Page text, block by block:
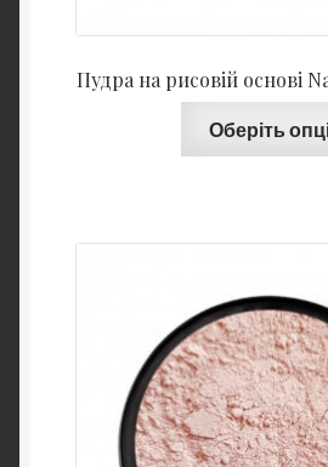
Пудра на рисовій основі
Оберіть